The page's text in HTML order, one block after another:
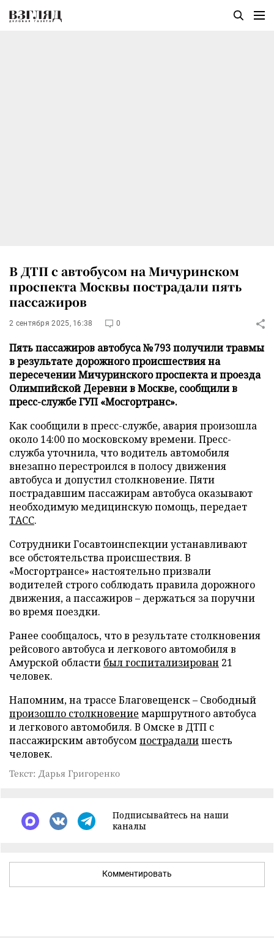
В ДТП с автобусом на Мичуринском
проспекта Москвы пострадали пять
пассажиров
2 сентября 2025, 16:38 0
Пять пассажиров автобуса № 793 получили травмы
в результате дорожного происшествия на
пересечении Мичуринского проспекта и проезда
Олимпийской Деревни в Москве, сообщили в
пресс-службе ГУП «Мосгортранс».
Как сообщили в пресс-службе, авария произошла
около 14:00 по московскому времени. Пресс-
служба уточнила, что водитель автомобиля
внезапно перестроился в полосу движения
автобуса и допустил столкновение. Пяти
пострадавшим пассажирам автобуса оказывают
необходимую медицинскую помощь, передает
ТАСС.
Сотрудники Госавтоинспекции устанавливают
все обстоятельства происшествия. В
«Мосгортрансе» настоятельно призвали
водителей строго соблюдать правила дорожного
движения, а пассажиров – держаться за поручни
во время поездки.
Ранее сообщалось, что в результате столкновения
рейсового автобуса и легкового автомобиля в
Амурской области был госпитализирован 21
человек.
Напомним, на трассе Благовещенск – Свободный
произошло столкновение маршрутного автобуса
и легкового автомобиля. В Омске в ДТП с
пассажирским автобусомпострадалишесть
человек.
Текст: Дарья Григоренко
Подписывайтесь на наши
каналы
Комментировать